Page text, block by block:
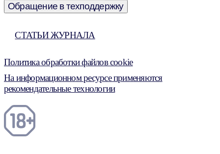
Обращение в техподдержку
СТАТЬИ ЖУРНАЛА
Политика обработки файлов cookie
На информационном ресурсе применяются
рекомендательные технологии